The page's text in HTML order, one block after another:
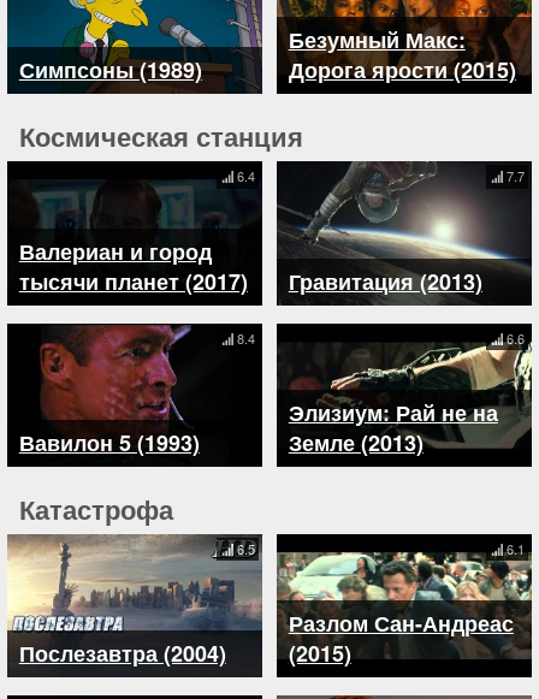
Симпсоны (1989)
Безумный Макс:
Дорога ярости (2015)
Космическая станция
Валериан и город
тысячи планет (2017)
6.4
Гравитация (2013)
7.7
Вавилон 5 (1993)
8.4
Элизиум: Рай не на
Земле (2013)
6.6
Катастрофа
Послезавтра (2004)
6.5
Разлом Сан-Андреас
(2015)
6.1